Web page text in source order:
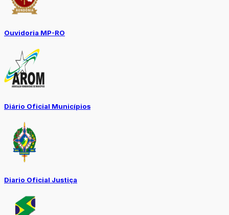
Ouvidoria MP-RO
Diário Oficial Municípios
Diario Oficial Justiça